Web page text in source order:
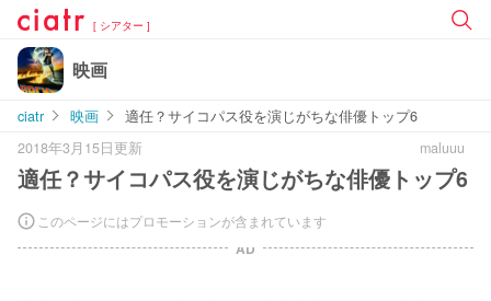
[ シアター ]
映画
ciatr 映画
適任？サイコパス役を演じがちな俳優トップ6
2018年3月15日更新
maluuu
適任？サイコパス役を演じがちな俳優トップ6
このページにはプロモーションが含まれています
AD